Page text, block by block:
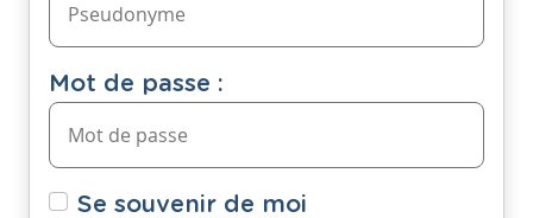
Mot de passe :
Se souvenir de moi